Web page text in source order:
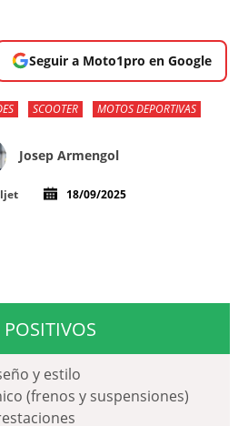
Seguir a Moto1pro en Google
SCOOTER MOTOS DEPORTIVAS
Josep Armengol
18/09/2025
y estilo
(frenos y suspensiones)